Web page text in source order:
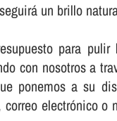
un brillo
para
con nosotros a
ponemos a su
electrónico o